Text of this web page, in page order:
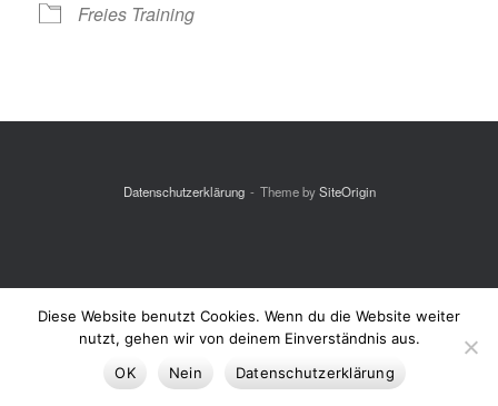
Freies Training
Datenschutzerklärung Theme bySiteOrigin
Diese Website benutzt Cookies. Wenn du die Website weiter
nutzt, gehen wir von deinem Einverständnis aus.
OK
Nein Datenschutzerklärung